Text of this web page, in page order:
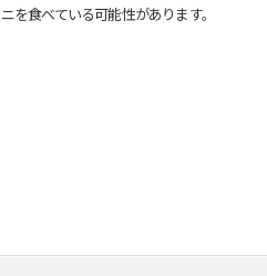
食べている可能性があります。